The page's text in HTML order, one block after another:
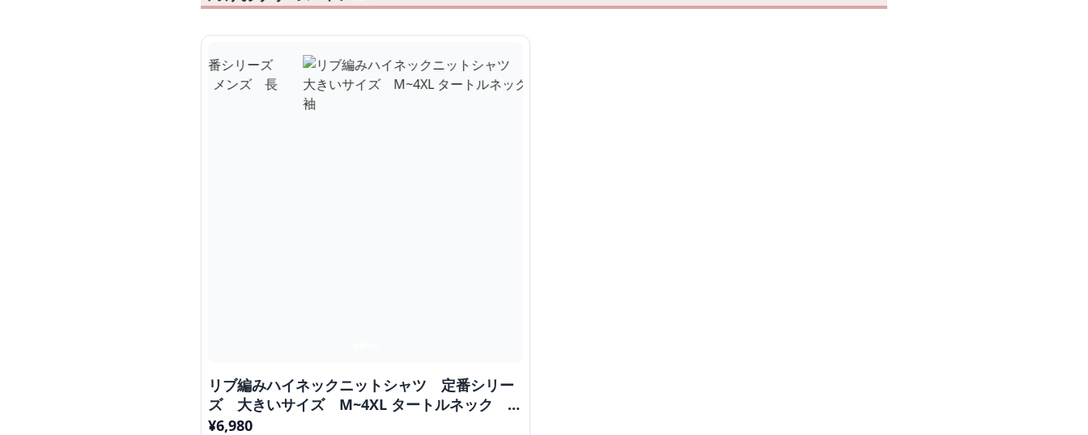
リブ編みハイネックニットシャツ 定番シリー
ズ 大きいサイズ M~4XL タートルネック メ
ンズ 長袖
¥6,980